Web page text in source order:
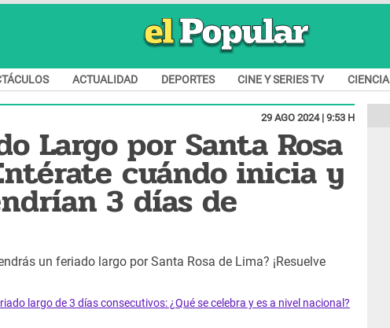
ACTUALIDAD DEPORTES CINE Y SERIES TV CIENCIA
29 AGO 2024 | 9:53 H
Largo por Santa Rosa
cuándo inicia y
3 días de
un feriado largo por Santa Rosa de Lima? ¡Resuelve
largo de 3 días consecutivos: ¿Qué se celebra y es a nivel nacional?